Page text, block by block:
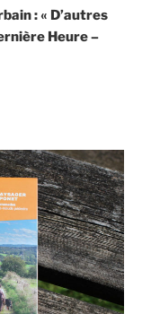
: « D’autres
Heure –